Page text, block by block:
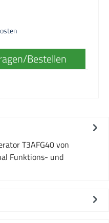
gewünschten
Bestellen
T3AFG40 von
Funktions- und